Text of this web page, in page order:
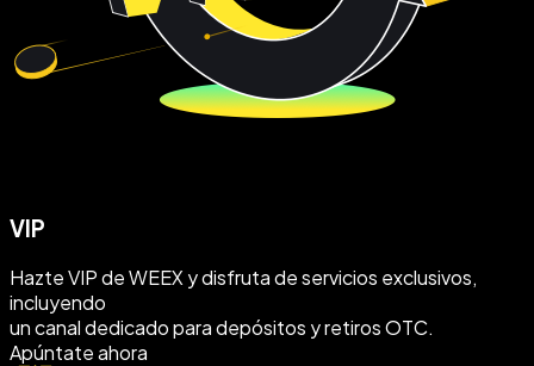
VIP
Hazte VIP de WEEX y disfruta de servicios exclusivos,
incluyendo
un canal dedicado para depósitos y retiros OTC.
Apúntate ahora